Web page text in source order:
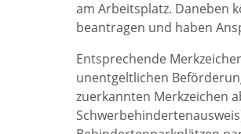
am Arbeitsplatz. Daneben
beantragen und haben
Entsprechende
unentgeltlichen
zuerkannten Merkzeichen